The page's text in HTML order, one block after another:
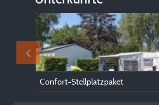
Confort-Stellplatzpaket